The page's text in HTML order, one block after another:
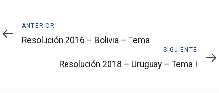
Anterior
ANTERIOR
Resolución 2016 – Bolivia – Tema I
SIGUIENTE
Resolución 2018 – Uruguay – Tema I